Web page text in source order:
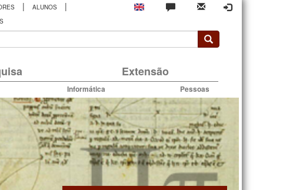
| ALUNOS |
Extensão
Informática Pessoas